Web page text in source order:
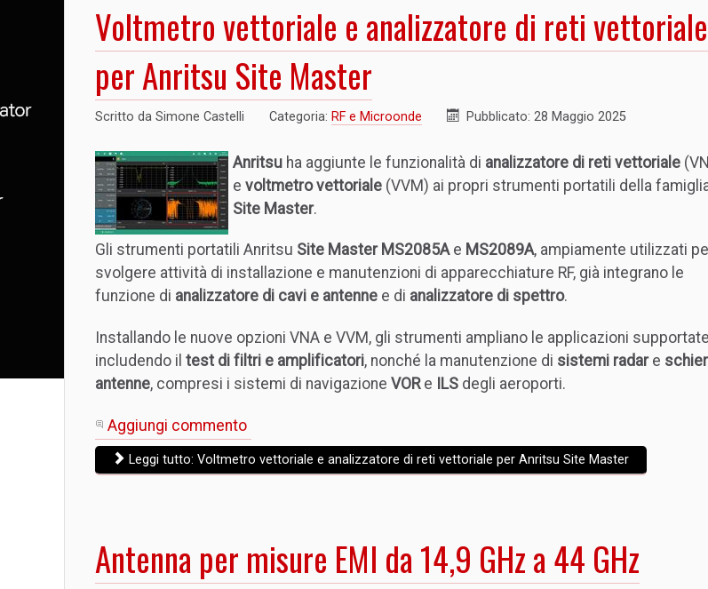
Voltmetro vettoriale e analizzatore di reti vettoriale
per Anritsu Site Master
Scritto da Simone Castelli Categoria: RF e Microonde Pubblicato: 28 Maggio 2025
Anritsu ha aggiunte le funzionalità di analizzatore di reti vettoriale
e voltmetro vettoriale (VVM) ai propri strumenti portatili della
Site Master.
Gli strumenti portatili Anritsu Site Master MS2085Ae MS2089A, ampiamente utilizzati
svolgere attività di installazione e manutenzioni di apparecchiature RF, già integrano le
funzione di analizzatore di cavi e antenne e di analizzatore di spettro.
Installando le nuove opzioni VNA e VVM, gli strumenti ampliano le applicazioni supportate
includendo il test di filtri e amplificatori, nonché la manutenzione di sistemi radare
antenne, compresi i sistemi di navigazione VORe ILS degli aeroporti.
Aggiungi commento
Leggi tutto: Voltmetro vettoriale e analizzatore di reti vettoriale per Anritsu Site Master
Antenna per misure EMI da 14,9 GHz a 44 GHz